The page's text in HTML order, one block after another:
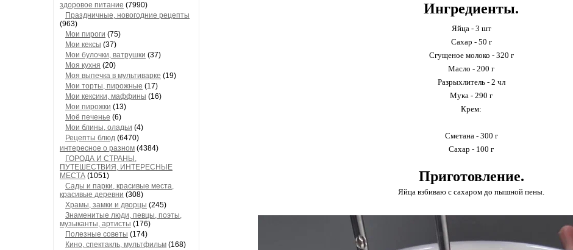
здоровое питание (7990)
Праздничные, новогодние рецепты
(963)
Мои пироги (75)
Мои кексы (37)
Мои булочки, ватрушки (37)
Моя кухня (20)
Моя выпечка в мультиварке (19)
Мои торты, пирожные (17)
Мои кексики, маффины (16)
Мои пирожки (13)
Моё печенье (6)
Мои блины, оладьи (4)
Рецепты блюд (6470)
интересное о разном (4384)
ГОРОДА И СТРАНЫ,
ПУТЕШЕСТВИЯ, ИНТЕРЕСНЫЕ
МЕСТА (1051)
Сады и парки, красивые места,
красивые деревни (308)
Храмы, замки и дворцы (245)
Знаменитые люди, певцы, поэты,
музыканты, артисты (176)
Полезные советы (174)
Кино, спектакль, мультфильм (168)
Ингредиенты.
Яйца - 3 шт
Сахар - 50 г
Сгущеное молоко - 320 г
Масло - 200 г
Разрыхлитель - 2 чл
Мука - 290 г
Крем:
Сметана - 300 г
Сахар - 100 г
Приготовление.
Яйца взбиваю с сахаром до пышной пены.